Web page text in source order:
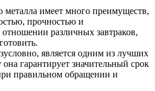
металла имеет много преимуществ,
прочностью и
различных завтраков,
является одним из лучших
гарантирует значительный срок
правильном обращении и